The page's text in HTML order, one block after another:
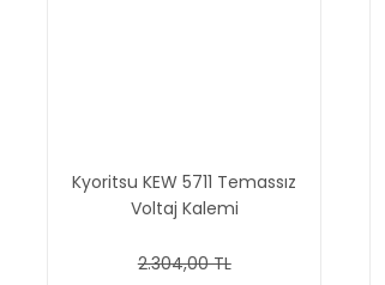
Kyoritsu KEW 5711 Temassız
Voltaj Kalemi
2.304,00 TL